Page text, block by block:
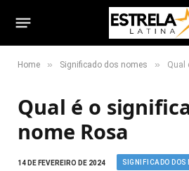
Home » Significado dos nomes » Qual
Qual é o
nome Rosa
14 DE FEVEREIRO DE 2024 SIGNIFICADO DOS